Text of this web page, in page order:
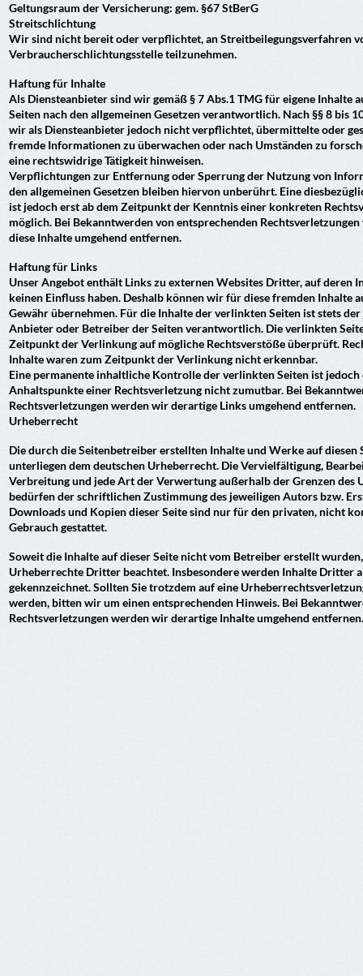
Geltungsraum der Versicherung: gem. §67 StBerG
Streitschlichtung
Wir sind nicht bereit oder verpflichtet, an Streitbeilegungsverfahren
Verbraucherschlichtungsstelle teilzunehmen.
Haftung für Inhalte
Als Diensteanbieter sind wir gemäß § 7 Abs.1 TMG für eigene Inhalte
Seiten nach den allgemeinen Gesetzen verantwortlich. Nach §§ 8 bis
wir als Diensteanbieter jedoch nicht verpflichtet, übermittelte oder
fremde Informationen zu überwachen oder nach Umständen zu
eine rechtswidrige Tätigkeit hinweisen.
Verpflichtungen zur Entfernung oder Sperrung der Nutzung von
den allgemeinen Gesetzen bleiben hiervon unberührt. Eine
ist jedoch erst ab dem Zeitpunkt der Kenntnis einer konkreten
möglich. Bei Bekanntwerden von entsprechenden
diese Inhalte umgehend entfernen.
Haftung für Links
Unser Angebot enthält Links zu externen Websites Dritter, auf deren
keinen Einfluss haben. Deshalb können wir für diese fremden Inhalte
Gewähr übernehmen. Für die Inhalte der verlinkten Seiten ist stets
Anbieter oder Betreiber der Seiten verantwortlich. Die verlinkten
Zeitpunkt der Verlinkung auf mögliche Rechtsverstöße überprüft.
Inhalte waren zum Zeitpunkt der Verlinkung nicht erkennbar.
Eine permanente inhaltliche Kontrolle der verlinkten Seiten ist
Anhaltspunkte einer Rechtsverletzung nicht zumutbar. Bei
Rechtsverletzungen werden wir derartige Links umgehend entfernen.
Urheberrecht
Die durch die Seitenbetreiber erstellten Inhalte und Werke auf diesen
unterliegen dem deutschen Urheberrecht. Die Vervielfältigung,
Verbreitung und jede Art der Verwertung außerhalb der Grenzen des
bedürfen der schriftlichen Zustimmung des jeweiligen Autors bzw.
Downloads und Kopien dieser Seite sind nur für den privaten, nicht
Gebrauch gestattet.
Soweit die Inhalte auf dieser Seite nicht vom Betreiber erstellt
Urheberrechte Dritter beachtet. Insbesondere werden Inhalte Dritter
gekennzeichnet. Sollten Sie trotzdem auf eine
werden, bitten wir um einen entsprechenden Hinweis. Bei
Rechtsverletzungen werden wir derartige Inhalte umgehend entfernen.